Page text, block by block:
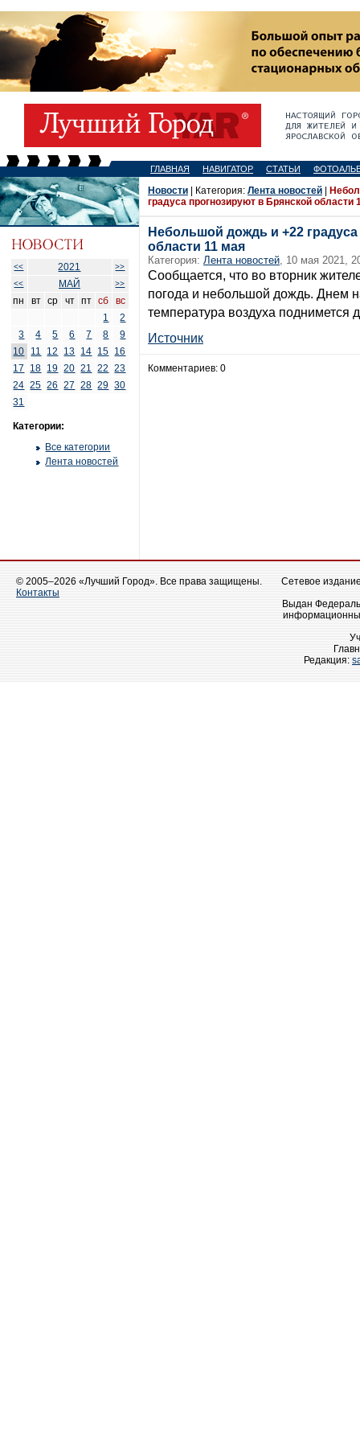
ГЛАВНАЯ НАВИГАТОР СТАТЬИ
<< 2021
>>
<<
МАЙ >>
пн вт ср чт пт сб
вс
1
2
3
4 5 6 7 8
9
10
11 12 13 14 15 16
17
18 19 20 21 22
23
24 25 26 27 28 29 30
31
Категории:
Все категории
Лента новостей
Новости | Категория: Лента новостей
градуса прогнозируют в Брянской области
Небольшой дождь и +22
области 11 мая
Категория: Лента новостей, 10 мая 2021,
Сообщается, что во вторник
погода и небольшой дождь. Днем
температура воздуха поднимется
Источник
Комментариев: 0
© 2005–2026 «Лучший Город». Все права защищены.
Контакты
Сетевое
Выдан
Редакция: